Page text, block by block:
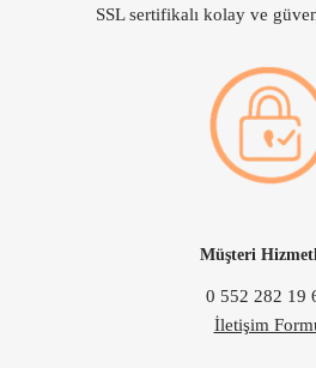
SSL sertifikalı kolay ve
Müşteri
0 552 282 19
İletişim